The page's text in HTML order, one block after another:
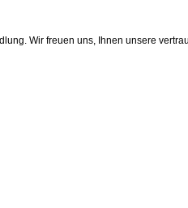
Wir freuen uns, Ihnen unsere